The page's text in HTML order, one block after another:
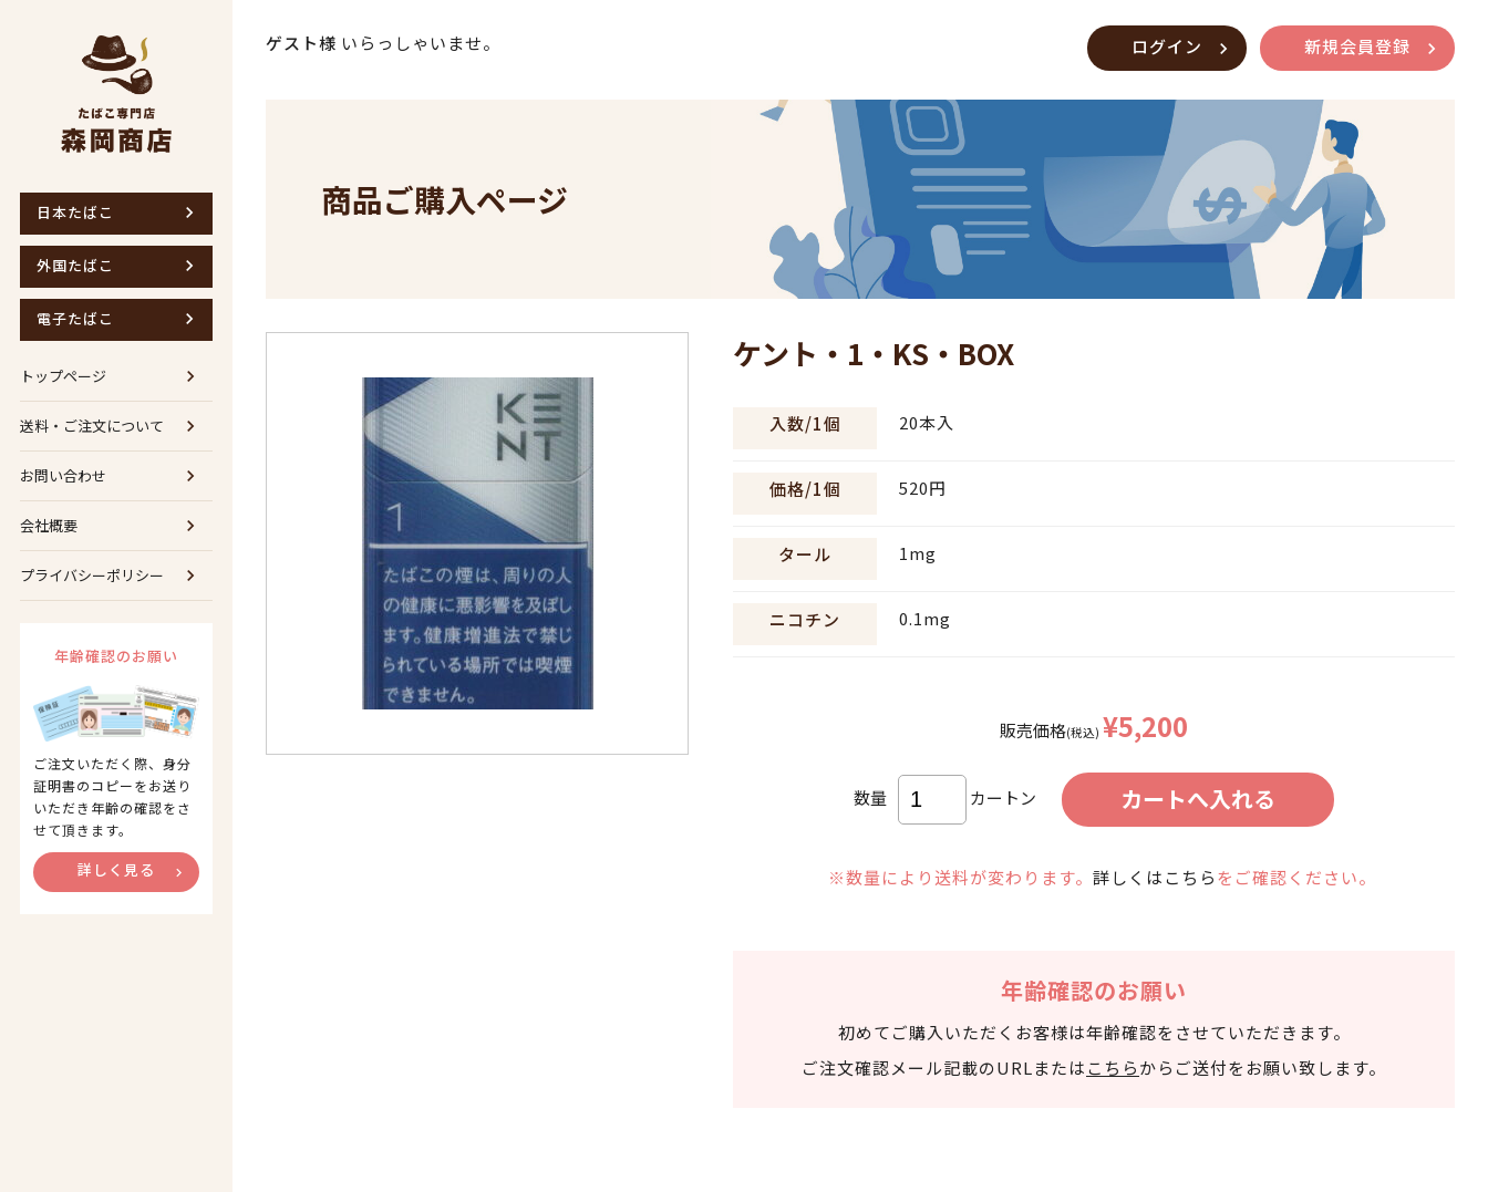
日本たばこ
外国たばこ
電子たばこ
トップページ
送料・ご注文について
お問い合わせ
会社概要
プライバシーポリシー
年齢確認のお願い
ご注文いただく際、身分
証明書のコピーをお送り
いただき年齢の確認をさ
せて頂きます。
詳しく見る
ゲスト様 いらっしゃいませ。 ログイン 新規会員登録
商品ご購入ページ
ケント・1・KS・BOX
入数/1個 20本入
価格/1個 520円
タール 1mg
ニコチン 0.1mg
販売価格(税込) ¥5,200
数量 カートン
※数量により送料が変わります。 詳しくはこちらをご確認ください。
年齢確認のお願い
初めてご購入いただくお客様は年齢確認をさせていただきます。
ご注文確認メール記載のURLまたはこちらからご送付をお願い致します。